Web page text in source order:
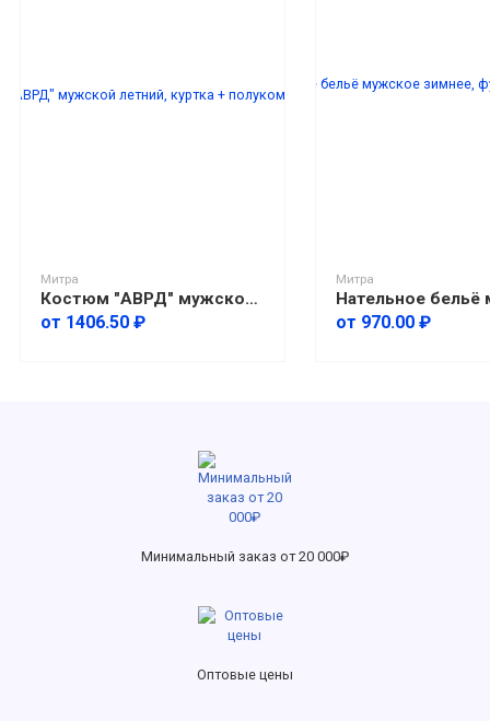
Митра
Костюм "АВРД" мужской летний, куртка + полукомбинезон
от 1406.50 ₽
Митра
от 970.00 ₽
Минимальный заказ от 20 000₽
Оптовые цены